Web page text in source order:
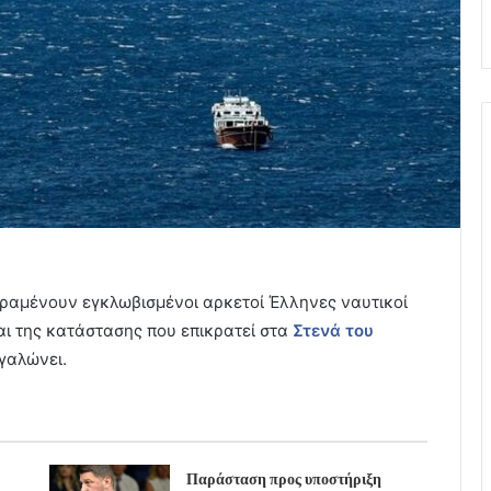
εγκλωβισμένοι αρκετοί Έλληνες ναυτικοί
κατάστασης που επικρατεί στα Στενά του
Παράσταση προς υποστήριξη